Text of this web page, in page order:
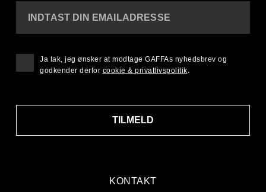
KONTAKT
INDTAST DIN EMAILADRESSE
TILMELD
Ja tak, jeg ønsker at modtage GAFFAs nyhedsbrev og
godkender derfor cookie & privatlivspolitik.